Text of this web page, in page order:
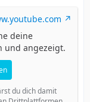
deine
und angezeigt.
du dich damit